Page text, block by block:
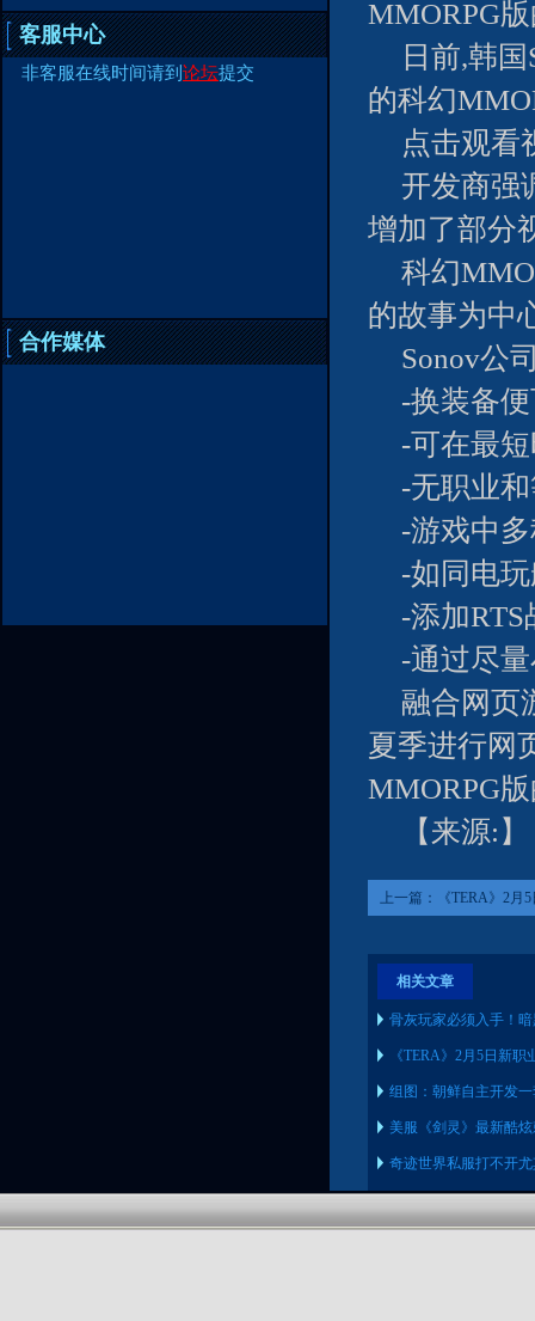
客服中心
非客服在线时间请到 论坛提交
合作媒体
MMORPG
日前,韩
的科幻
点击观看
开发商强
增加了部分
科幻
的故事为中
Sonov公
-换装备
-可在最
-无职业
-游戏中
-如同电
-添加
-通过尽
融合网页
夏季进行网
MMORPG
【来源:】
上一篇： 《TERA》2月
相关文章
骨灰玩家必须入手！
《TERA》2月5日新
组图：朝鲜自主开发
美服《剑灵》最新酷
奇迹世界私服打不开